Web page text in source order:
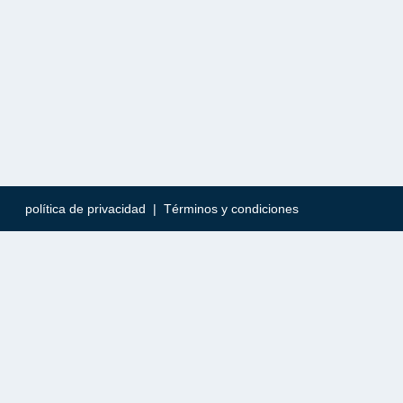
política de privacidad | Términos y condiciones